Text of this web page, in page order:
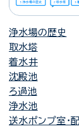
浄水場の歴史
取水塔
着水井
沈殿池
ろ過池
浄水池
送水ポンプ室・